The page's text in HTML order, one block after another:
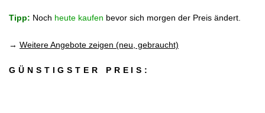
Tipp: Noch heute kaufen bevor sich morgen der Preis ändert.
→ Weitere Angebote zeigen (neu, gebraucht)
GÜNSTIGSTER PREIS: